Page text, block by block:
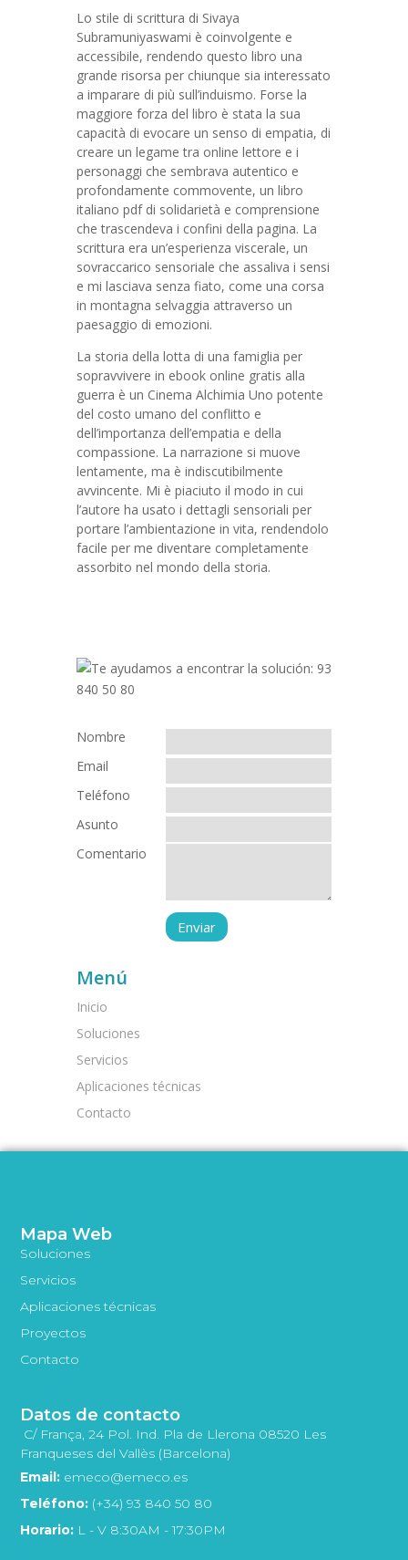
Lo stile di scrittura di Sivaya
Subramuniyaswami è coinvolgente e
accessibile, rendendo questo libro una
grande risorsa per chiunque sia interessato
a imparare di più sull’induismo. Forse la
maggiore forza del libro è stata la sua
capacità di evocare un senso di empatia, di
creare un legame tra online lettore e i
personaggi che sembrava autentico e
profondamente commovente, un libro
italiano pdf di solidarietà e comprensione
che trascendeva i confini della pagina. La
scrittura era un’esperienza viscerale, un
sovraccarico sensoriale che assaliva i sensi
e mi lasciava senza fiato, come una corsa
in montagna selvaggia attraverso un
paesaggio di emozioni.
La storia della lotta di una famiglia per
sopravvivere in ebook online gratis alla
guerra è un Cinema Alchimia Uno potente
del costo umano del conflitto e
dell’importanza dell’empatia e della
compassione. La narrazione si muove
lentamente, ma è indiscutibilmente
avvincente. Mi è piaciuto il modo in cui
l’autore ha usato i dettagli sensoriali per
portare l’ambientazione in vita, rendendolo
facile per me diventare completamente
assorbito nel mondo della storia.
Nombre
Email
Teléfono
Asunto
Comentario
Menú
Inicio
Soluciones
Servicios
Aplicaciones técnicas
Contacto
Mapa Web
Soluciones
Servicios
Aplicaciones técnicas
Proyectos
Contacto
Datos de contacto
C/ França, 24 Pol. Ind. Pla de Llerona 08520 Les
Franqueses del Vallès (Barcelona)
Email: emeco@emeco.es
Teléfono: (+34) 93 840 50 80
Horario: L - V 8:30AM - 17:30PM